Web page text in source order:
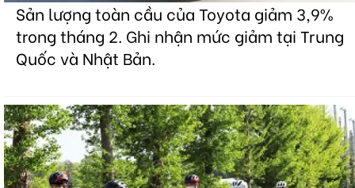
Sản lượng toàn cầu của Toyota giảm 3,9%
trong tháng 2. Ghi nhận mức giảm tại Trung
Quốc và Nhật Bản.